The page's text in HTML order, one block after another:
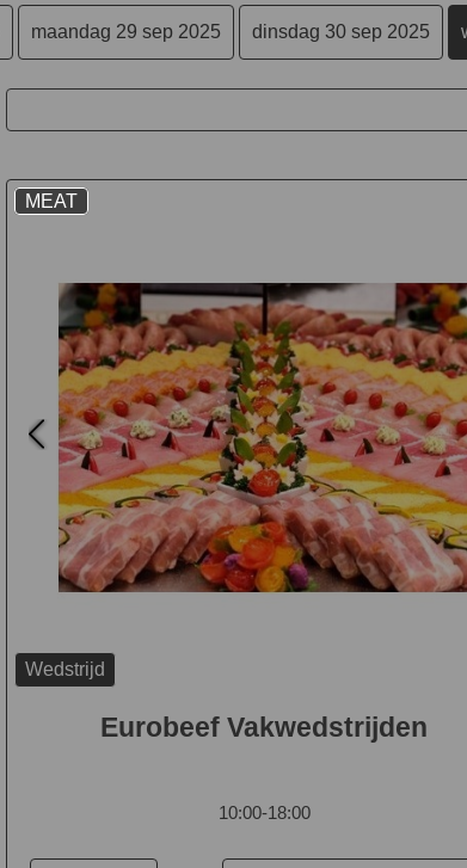
maandag 29 sep 2025 dinsdag 30 sep 2025
MEAT
Wedstrijd
Eurobeef Vakwedstrijden
10:00-18:00